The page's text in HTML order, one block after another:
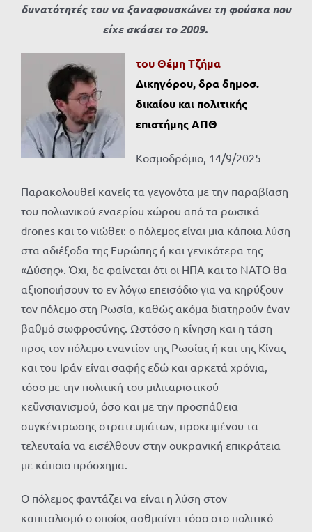
δυνατότητές του να ξαναφουσκώνει τη φούσκα που
είχε σκάσει το 2009.
του Θέμη Τζήμα
Δικηγόρου, δρα δημοσ.
δικαίου και πολιτικής
επιστήμης ΑΠΘ
Κοσμοδρόμιο, 14/9/2025
Παρακολουθεί κανείς τα γεγονότα με την παραβίαση
του πολωνικού εναερίου χώρου από τα ρωσικά
drones και το νιώθει: ο πόλεμος είναι μια κάποια λύση
στα αδιέξοδα της Ευρώπης ή και γενικότερα της
«Δύσης». Όχι, δε φαίνεται ότι οι ΗΠΑ και το ΝΑΤΟ θα
αξιοποιήσουν το εν λόγω επεισόδιο για να κηρύξουν
τον πόλεμο στη Ρωσία, καθώς ακόμα διατηρούν έναν
βαθμό σωφροσύνης. Ωστόσο η κίνηση και η τάση
προς τον πόλεμο εναντίον της Ρωσίας ή και της Κίνας
και του Ιράν είναι σαφής εδώ και αρκετά χρόνια,
τόσο με την πολιτική του μιλιταριστικού
κεϋνσιανισμού, όσο και με την προσπάθεια
συγκέντρωσης στρατευμάτων, προκειμένου τα
τελευταία να εισέλθουν στην ουκρανική επικράτεια
με κάποιο πρόσχημα.
Ο πόλεμος φαντάζει να είναι η λύση στον
καπιταλισμό ο οποίος ασθμαίνει τόσο στο πολιτικό